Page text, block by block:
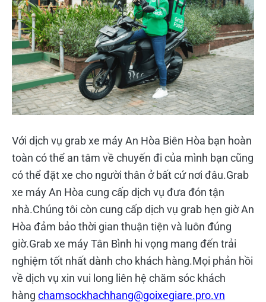
Với dịch vụ grab xe máy An Hòa Biên Hòa bạn hoàn
toàn có thể an tâm về chuyến đi của mình bạn cũng
có thể đặt xe cho người thân ở bất cứ nơi đâu.Grab
xe máy An Hòa cung cấp dịch vụ đưa đón tận
nhà.Chúng tôi còn cung cấp dịch vụ grab hẹn giờ An
Hòa đảm bảo thời gian thuận tiện và luôn đúng
giờ.Grab xe máy Tân Bình hi vọng mang đến trải
nghiệm tốt nhất dành cho khách hàng.Mọi phản hồi
về dịch vụ xin vui long liên hệ chăm sóc khách
hàng chamsockhachhang@goixegiare.pro.vn